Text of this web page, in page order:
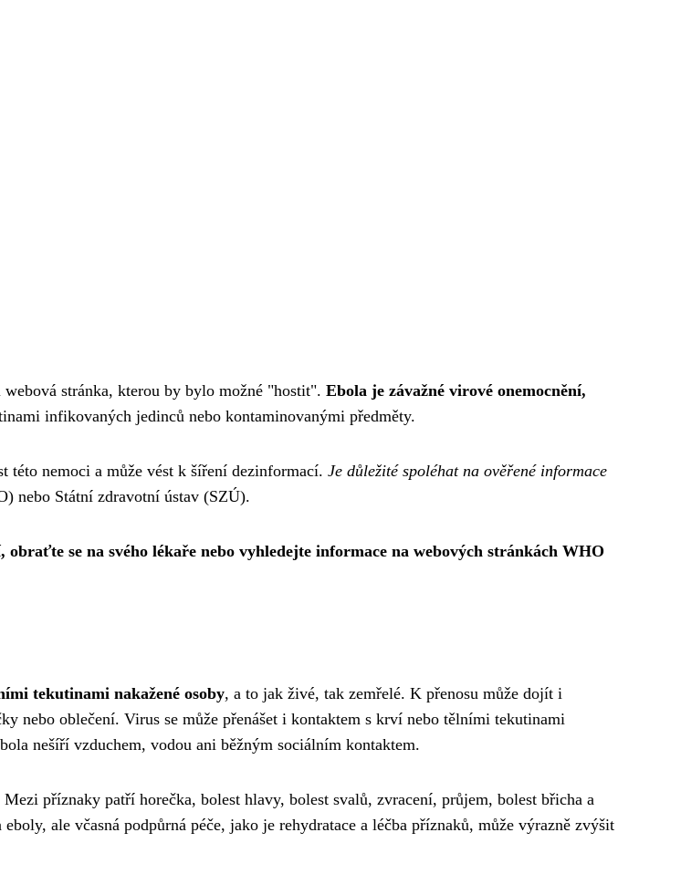
stránka, kterou by bylo možné "hostit". Ebola je závažné virové onemocnění,
infikovaných jedinců nebo kontaminovanými předměty.
nemoci a může vést k šíření dezinformací. Je důležité spoléhat na ověřené informace
nebo Státní zdravotní ústav (SZÚ).
se na svého lékaře nebo vyhledejte informace na webových stránkách WHO
tekutinami nakažené osoby, a to jak živé, tak zemřelé. K přenosu může dojít i
nebo oblečení. Virus se může přenášet i kontaktem s krví nebo tělními tekutinami
nešíří vzduchem, vodou ani běžným sociálním kontaktem.
příznaky patří horečka, bolest hlavy, bolest svalů, zvracení, průjem, bolest břicha a
ale včasná podpůrná péče, jako je rehydratace a léčba příznaků, může výrazně zvýšit